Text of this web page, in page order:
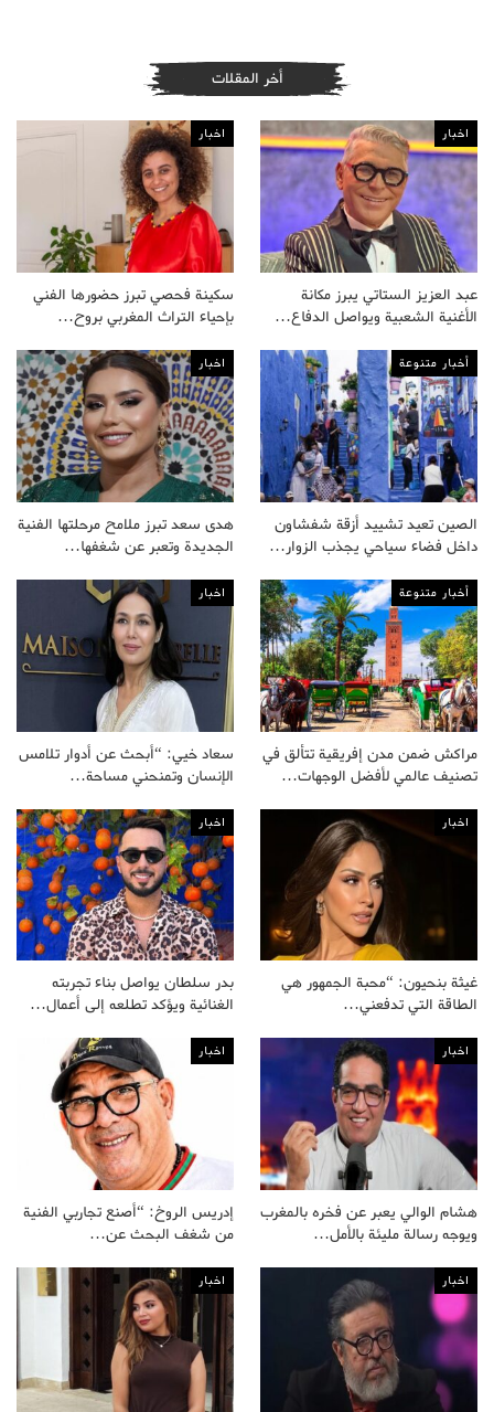
أخر المقلات
اخبار
عبد العزيز الستاتي يبرز مكانة
الأغنية الشعبية ويواصل الدفاع…
اخبار
سكينة فحصي تبرز حضورها الفني
بإحياء التراث المغربي بروح…
أخبار متنوعة
الصين تعيد تشييد أزقة شفشاون
داخل فضاء سياحي يجذب الزوار…
اخبار
هدى سعد تبرز ملامح مرحلتها الفنية
الجديدة وتعبر عن شغفها…
أخبار متنوعة
مراكش ضمن مدن إفريقية تتألق في
تصنيف عالمي لأفضل الوجهات…
اخبار
سعاد خيي: “أبحث عن أدوار تلامس
الإنسان وتمنحني مساحة…
اخبار
غيثة بنحيون: “محبة الجمهور هي
الطاقة التي تدفعني…
اخبار
بدر سلطان يواصل بناء تجربته
الغنائية ويؤكد تطلعه إلى أعمال…
اخبار
هشام الوالي يعبر عن فخره بالمغرب
ويوجه رسالة مليئة بالأمل…
اخبار
إدريس الروخ: “أصنع تجاربي الفنية
من شغف البحث عن…
اخبار اخبار